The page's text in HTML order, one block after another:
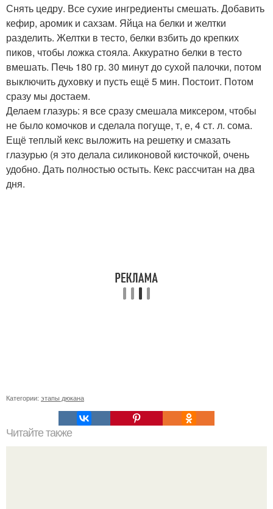
Снять цедру. Все сухие ингредиенты смешать. Добавить
кефир, аромик и сахзам. Яйца на белки и желтки
разделить. Желтки в тесто, белки взбить до крепких
пиков, чтобы ложка стояла. Аккуратно белки в тесто
вмешать. Печь 180 гр. 30 минут до сухой палочки, потом
выключить духовку и пусть ещё 5 мин. Постоит. Потом
сразу мы достаем.
Делаем глазурь: я все сразу смешала миксером, чтобы
не было комочков и сделала погуще, т, е, 4 ст. л. сома.
Ещё теплый кекс выложить на решетку и смазать
глазурью (я это делала силиконовой кисточкой, очень
удобно. Дать полностью остыть. Кекс рассчитан на два
дня.
Категории: этапы дюкана
Читайте также